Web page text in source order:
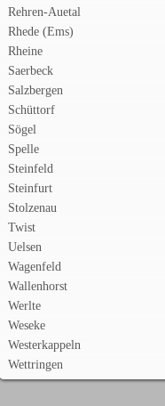
Rehren-Auetal
Rhede (Ems)
Rheine
Saerbeck
Salzbergen
Schüttorf
Sögel
Spelle
Steinfeld
Steinfurt
Stolzenau
Twist
Uelsen
Wagenfeld
Wallenhorst
Werlte
Weseke
Westerkappeln
Wettringen